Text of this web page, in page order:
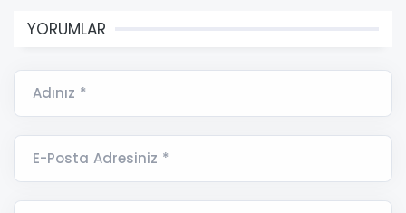
YORUMLAR
Adınız *
E-Posta Adresiniz *